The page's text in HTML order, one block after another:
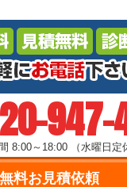
8:00～18:00 （水曜日定
無料お見積依頼